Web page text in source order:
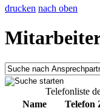
drucken nach oben
Telefonliste
Name
Telefon